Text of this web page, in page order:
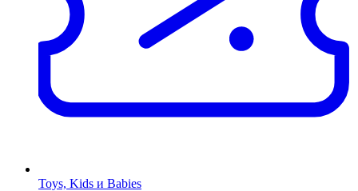
Toys, Kids и Babies